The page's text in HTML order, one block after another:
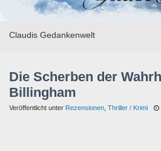
Claudis Gedankenwelt
Die Scherben der
Billingham
Veröffentlicht unter Rezensionen Thriller / Krimi